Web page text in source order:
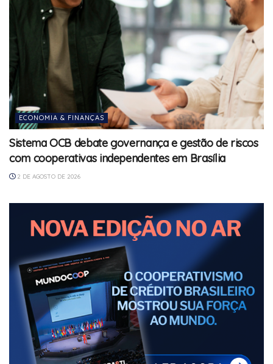
ECONOMIA & FINANÇAS
Sistema OCB debate governança e gestão de riscos
com cooperativas independentes em Brasília
2 DE AGOSTO DE 2026